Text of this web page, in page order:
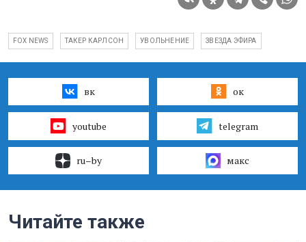
FOX NEWS ТАКЕР КАРЛСОН УВОЛЬНЕНИЕ ЗВЕЗДА ЭФИРА
вк ок
youtube telegram
ru–by макс
Читайте также